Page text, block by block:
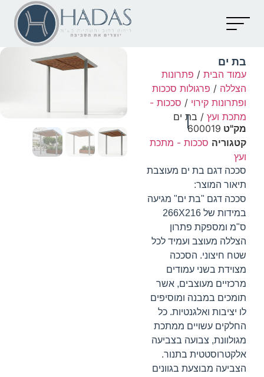
בת ים
עמוד הבית / פתרונות
הצללה / פרגולות סככות
ופתרונות קירוי / סככות -
מתכת ועץ / בת ים
מק"ט 600019
קטגוריה סככות - מתכת
ועץ
סככה דגם בת ים מעוצבת
תיאור המוצר:
סככה דגם "בת ים" מגיעה
במידות של 266X216
ס"מ ומספקת פתרון
הצללה מעוצב ועמיד לכל
שטח חיצוני. הסככה
מצוידת בשני עמודים
מרכזיים מעוצבים, אשר
תומכים במבנה ומוסיפים
לו יציבות ואלגנטיות. כל
החלקים עשויים ממתכת
מגולוונת, צבועה בצביעה
אלקטרוסטטית בתנור.
הצביעה מבוצעת בגוונים